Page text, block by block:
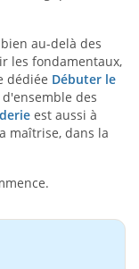
au-delà des
les fondamentaux,
dédiée Débuter le
des
est aussi à
maîtrise, dans la